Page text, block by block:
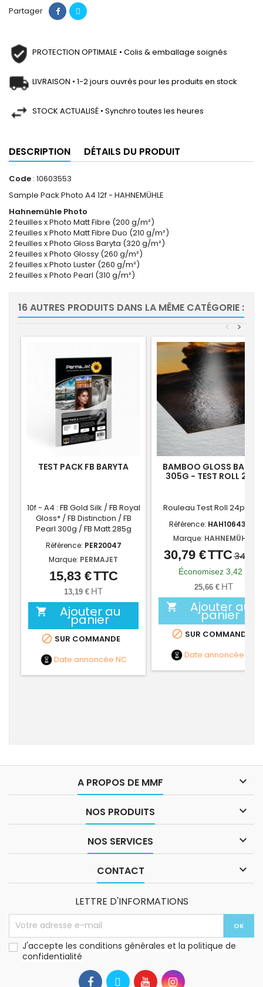
Partager
PROTECTION OPTIMALE • Colis & emballage soignés
LIVRAISON • 1-2 jours ouvrés pour les produits en stock
STOCK ACTUALISÉ • Synchro toutes les heures
DESCRIPTION DÉTAILS DU PRODUIT
Code : 10603553
Sample Pack Photo A4 12f - HAHNEMÜHLE
Hahnemühle Photo
2 feuilles x Photo Matt Fibre (200 g/m²)
2 feuilles x Photo Matt Fibre Duo (210 g/m²)
2 feuilles x Photo Gloss Baryta (320 g/m²)
2 feuilles x Photo Glossy (260 g/m²)
2 feuilles x Photo Luster (260 g/m²)
2 feuilles x Photo Pearl (310 g/m²)
16 AUTRES PRODUITS DANS LA MÊME CATÉGORIE :
>
<
TEST PACK FB BARYTA
10f - A4 : FB Gold Silk / FB Royal
Gloss* / FB Distinction / FB
Pearl 300g / FB Matt 285g
Référence: PER20047
Marque: PERMAJET
Prix
15,83 €TTC
13,19 € HT
 Ajouter au
panier
 SUR COMMANDE
Date annoncée NC
BAMBOO GLOSS
305G - TEST ROLL 24" *
Rouleau Test Roll 24p x
Référence: HAH10643615
Marque: HAHNEMÜHLE
Prix
Prix
de
base
30,79 €TTC34,21
Économisez 3,42 €
25,66 € HT
 Ajouter au
panier
 SUR COMMANDE
Date annoncée
A PROPOS DE MMF 
NOS PRODUITS 
NOS SERVICES 
CONTACT 
LETTRE D'INFORMATIONS
J'accepte les conditions générales et la politique de
confidentialité